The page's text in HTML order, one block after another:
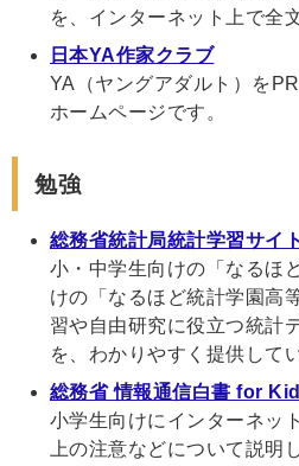
を、インターネット上で全
日本YA作家クラブ
YA（ヤングアダルト）を
ホームページです。
勉強
総務省統計局統計学習サイト
小・中学生向けの「なるほ
けの「なるほど統計学園高
習や自由研究に役立つ統計
を、わかりやすく提供して
総務省 情報通信白書 for
小学生向けにインターネッ
上の注意などについて説明